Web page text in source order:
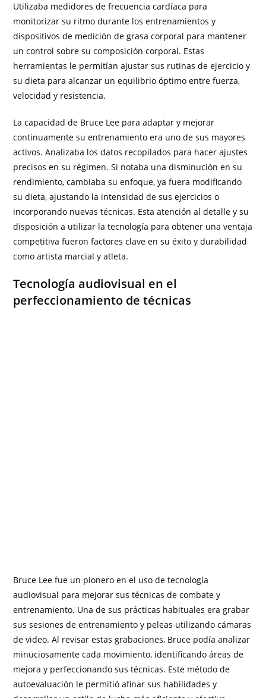
Utilizaba medidores de frecuencia cardíaca para
monitorizar su ritmo durante los entrenamientos y
dispositivos de medición de grasa corporal para mantener
un control sobre su composición corporal. Estas
herramientas le permitían ajustar sus rutinas de ejercicio y
su dieta para alcanzar un equilibrio óptimo entre fuerza,
velocidad y resistencia.
La capacidad de Bruce Lee para adaptar y mejorar
continuamente su entrenamiento era uno de sus mayores
activos. Analizaba los datos recopilados para hacer ajustes
precisos en su régimen. Si notaba una disminución en su
rendimiento, cambiaba su enfoque, ya fuera modificando
su dieta, ajustando la intensidad de sus ejercicios o
incorporando nuevas técnicas. Esta atención al detalle y su
disposición a utilizar la tecnología para obtener una ventaja
competitiva fueron factores clave en su éxito y durabilidad
como artista marcial y atleta.
Tecnología audiovisual en el
perfeccionamiento de técnicas
Bruce Lee fue un pionero en el uso de tecnología
audiovisual para mejorar sus técnicas de combate y
entrenamiento. Una de sus prácticas habituales era grabar
sus sesiones de entrenamiento y peleas utilizando cámaras
de video. Al revisar estas grabaciones, Bruce podía analizar
minuciosamente cada movimiento, identificando áreas de
mejora y perfeccionando sus técnicas. Este método de
autoevaluación le permitió afinar sus habilidades y